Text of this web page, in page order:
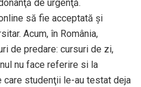
de urgenţă.
să fie acceptată şi
Acum, în România,
de predare: cursuri de zi,
nu face referire si la
care studenţii le-au testat deja